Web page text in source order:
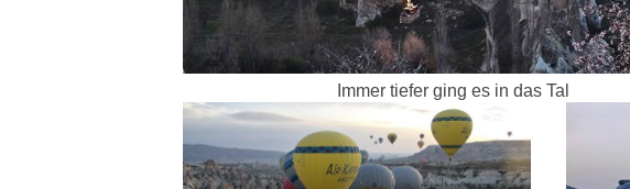
Immer tiefer ging es in das Tal